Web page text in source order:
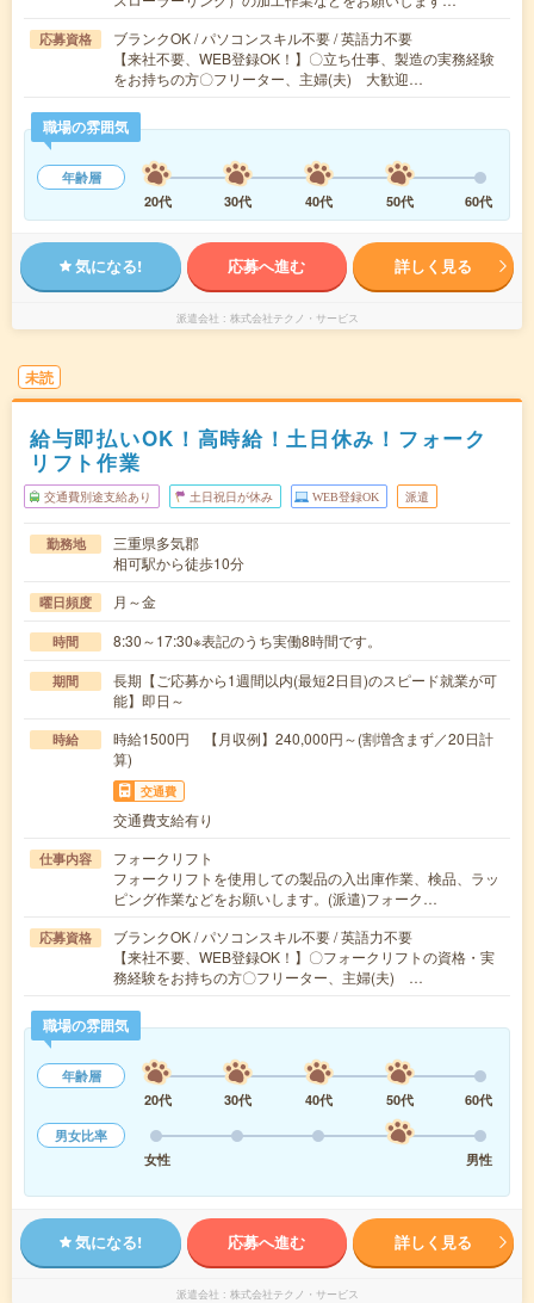
応募資格
ブランクOK / パソコンスキル不要 / 英語力不要
【来社不要、WEB登録OK！】〇立ち仕事、製造の実務経験
をお持ちの方〇フリーター、主婦(夫) 大歓迎…
職場の雰囲気
年齢層
20代
30代 40代 50代 60代
気になる! 応募へ進む 詳しく見る
派遣会社 株式会社テクノ・サービス
未読
給与即払いOK！高時給！土日休み！フォーク
リフト作業
交通費別途支給あり 土日祝日が休み WEB登録OK 派遣
勤務地
三重県多気郡
相可駅から徒歩10分
曜日頻度 月～金
時間 8:30～17:30※表記のうち実働8時間です。
期間
長期【ご応募から1週間以内(最短2日目)のスピード就業が可
能】即日～
時給
時給1500円 【月収例】240,000円～(割増含まず／20日計
算)
交通費
交通費支給有り
仕事内容
フォークリフト
フォークリフトを使用しての製品の入出庫作業、検品、ラッ
ピング作業などをお願いします。(派遣)フォーク…
応募資格
ブランクOK / パソコンスキル不要 / 英語力不要
【来社不要、WEB登録OK！】〇フォークリフトの資格・実
務経験をお持ちの方〇フリーター、主婦(夫) …
職場の雰囲気
年齢層
20代
30代 40代 50代
60代
男女比率
女性
男性
気になる! 応募へ進む 詳しく見る
派遣会社 株式会社テクノ・サービス